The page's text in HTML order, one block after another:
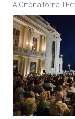
A Ortona torna il